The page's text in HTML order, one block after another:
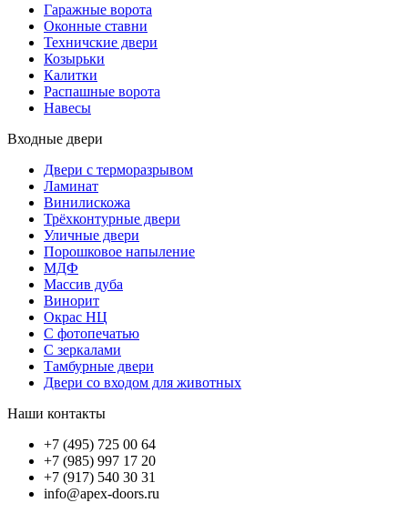
Гаражные ворота
Оконные ставни
Техничские двери
Козырьки
Калитки
Распашные ворота
Навесы
Входные двери
Двери с терморазрывом
Ламинат
Винилискожа
Трёхконтурные двери
Уличные двери
Порошковое напыление
МДФ
Массив дуба
Винорит
Окрас НЦ
С фотопечатью
С зеркалами
Тамбурные двери
Двери со входом для животных
Наши контакты
+7 (495) 725 00 64
+7 (985) 997 17 20
+7 (917) 540 30 31
info@apex-doors.ru